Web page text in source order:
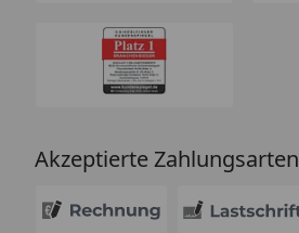
Akzeptierte Zahlungsarten